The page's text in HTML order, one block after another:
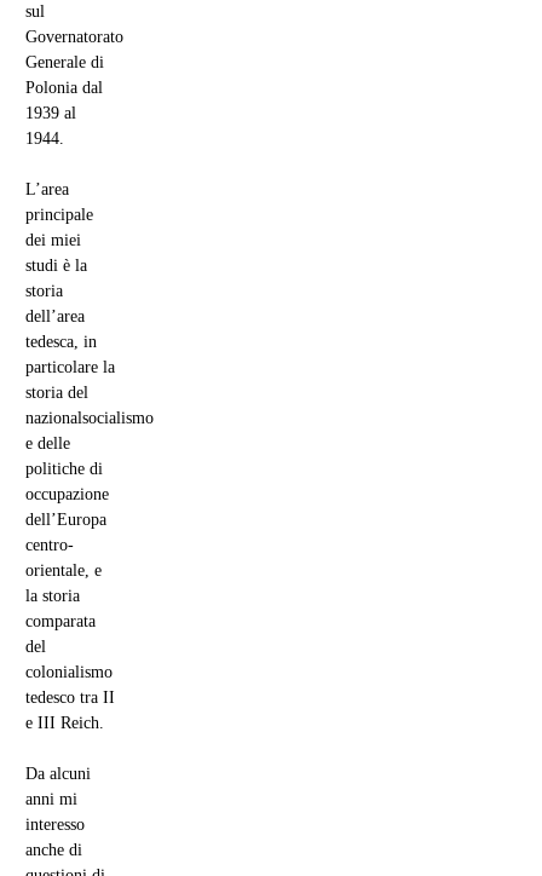
sul
Governatorato
Generale di
Polonia dal
1939 al
1944.
L’area
principale
dei miei
studi è la
storia
dell’area
tedesca, in
particolare la
storia del
nazionalsocialismo
e delle
politiche di
occupazione
dell’Europa
centro-
orientale, e
la storia
comparata
del
colonialismo
tedesco tra II
e III Reich.
Da alcuni
anni mi
interesso
anche di